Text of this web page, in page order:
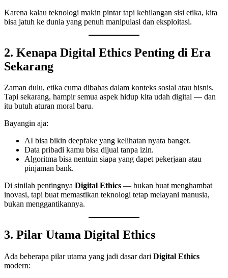
Karena kalau teknologi makin pintar tapi kehilangan sisi etika, kita
bisa jatuh ke dunia yang penuh manipulasi dan eksploitasi.
2. Kenapa Digital Ethics Penting di Era
Sekarang
Zaman dulu, etika cuma dibahas dalam konteks sosial atau bisnis.
Tapi sekarang, hampir semua aspek hidup kita udah digital — dan
itu butuh aturan moral baru.
Bayangin aja:
AI bisa bikin deepfake yang kelihatan nyata banget.
Data pribadi kamu bisa dijual tanpa izin.
Algoritma bisa nentuin siapa yang dapet pekerjaan atau
pinjaman bank.
Di sinilah pentingnya Digital Ethics — bukan buat menghambat
inovasi, tapi buat memastikan teknologi tetap melayani manusia,
bukan menggantikannya.
3. Pilar Utama Digital Ethics
Ada beberapa pilar utama yang jadi dasar dari Digital Ethics
modern: